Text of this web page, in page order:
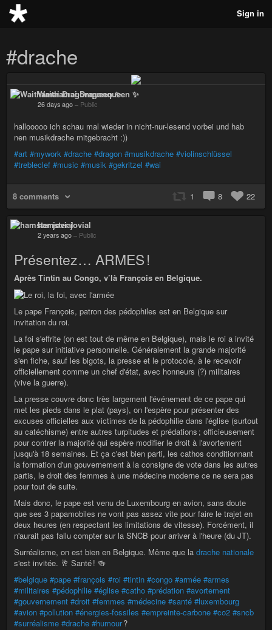
Sign in
#drache
Waithamai Dragonqueen ✨
26 days ago – Public
hallooooo ich schau mal wieder in nicht-nur-lesend vorbei und hab
nen musikdrache mitgebracht :))
#art #mywork #drache #dragon #musikdrache #violinschlüssel
#trebleclef #music #musik #gekritzel #wai
8 comments 1 8 22
hamster jovial
2 years ago – Public
Présentez… ARMES !
Après Tintin au Congo, v’là François en Belgique.
Le pape François, patron des pédophiles est en Belgique sur
invitation du roi.
La foi s'effrite (on est tout de même en Belgique), mais le roi a invité
le pape sur initiative personnelle. Généralement la grande majorité
s'en fiche, sauf les bigots, la presse et le protocole, à le recevoir
officiellement comme un chef d'état, avec honneurs (?) militaires
(vive la guerre).
La presse couvre donc très largement l'événement de ce pape qui
met les pieds dans le plat (pays), on l'espère pour présenter des
excuses officielles aux victimes de la pédophilie dans l'église (surtout
au catéchisme) entre autres turpitudes et prédations ; officieusement
pour contrer la majorité qui espère modifier le droit à l'avortement
jusqu'à 18 semaines. Et ça c'est bien parti, les cathos conditionnant
la formation d'un gouvernement à la consigne de vote dans les autres
partis, le droit des femmes à une médecine moderne ce ne sera pas
pour tout de suite.
Mais donc, le pape est venu de Luxembourg en avion, sans doute
que ses 3 papamobiles ne vont pas assez vite pour faire le trajet en
deux heures (en respectant les limitations de vitesse). Forcément, il
n'aurait pas fallu compter sur la SNCB pour arriver à l'heure (du JT).
Surréalisme, on est bien en Belgique. Même que la drache nationale
s'est invitée. 🥂 Santé ! 🍻
#belgique #pape #françois #roi #tintin #congo #armée #armes
#militaires #pédophilie #église #catho #prédation #avortement
#gouvernement #droit #femmes #médecine #santé #luxembourg
#avion #pollution #énergies-fossiles #empreinte-carbone #co2 #sncb
#surréalisme #drache #humour?